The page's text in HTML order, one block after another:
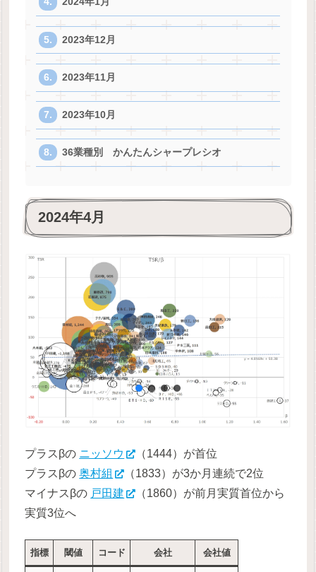
2023年12月
2023年11月
2023年10月
36業種別 かんたんシャープレシオ
2024年4月
プラスβの ニッソウ
（1444）が首位
プラスβの奥村組
（1833）が3か月連続で2位
マイナスβの 戸田建
（1860）が前月実質首位から
実質3位へ
指標 閾値 コード 会社 会社値